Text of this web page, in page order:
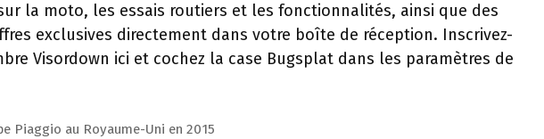
la moto, les essais routiers et les fonctionnalités, ainsi que des
exclusives directement dans votre boîte de réception. Inscrivez-
Visordown ici et cochez la case Bugsplat dans les paramètres de
Piaggio au Royaume-Uni en 2015